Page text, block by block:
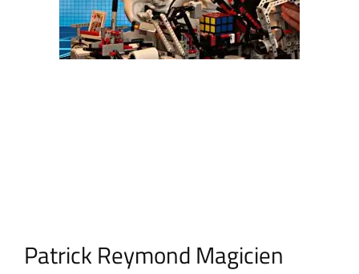
Patrick Reymond Magicien